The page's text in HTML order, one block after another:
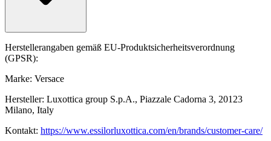
Herstellerangaben gemäß EU-Produktsicherheitsverordnung
(GPSR):
Marke: Versace
Hersteller: Luxottica group S.p.A., Piazzale Cadorna 3, 20123
Milano, Italy
Kontakt: https://www.essilorluxottica.com/en/brands/customer-care/